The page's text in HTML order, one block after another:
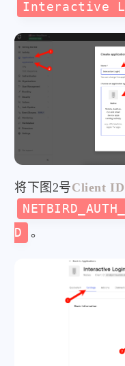
Interactive
将下图2号Client ID
D
。